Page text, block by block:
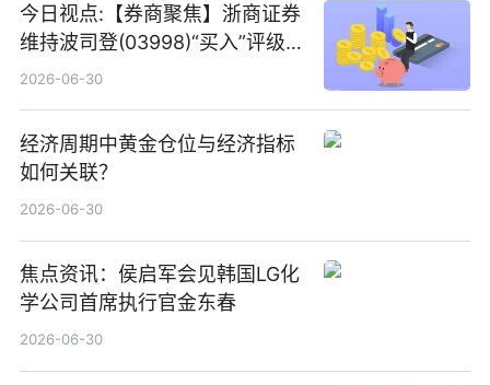
今日视点:【券商聚焦】浙商证券
维持波司登(03998)“买入”评级
指其业绩高质量稳增长
2026-06-30
经济周期中黄金仓位与经济指标
如何关联？
2026-06-30
焦点资讯：侯启军会见韩国LG化
学公司首席执行官金东春
2026-06-30